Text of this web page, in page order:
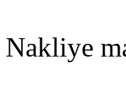
Nakliye